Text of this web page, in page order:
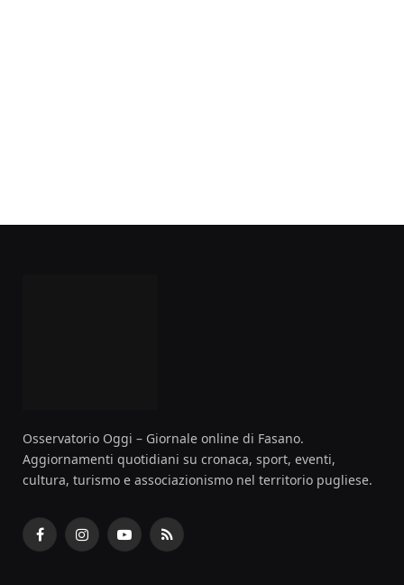
Osservatorio Oggi – Giornale online di Fasano.
Aggiornamenti quotidiani su cronaca, sport, eventi,
cultura, turismo e associazionismo nel territorio pugliese.
FacebookInstagramYouTubeRSS